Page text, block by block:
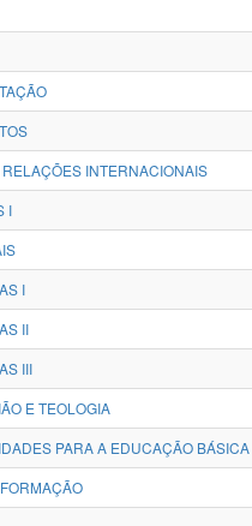
INTERNACIONAIS
I
I
II
III
E TEOLOGIA
PARA A EDUCAÇÃO BÁSICA